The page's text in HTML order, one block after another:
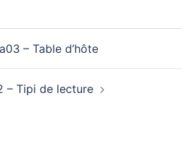
– Table d’hôte
– Tipi de lecture